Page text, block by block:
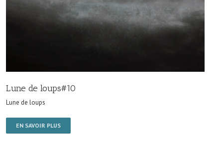
Lune de loups#10
Lune de loups
EN SAVOIR PLUS